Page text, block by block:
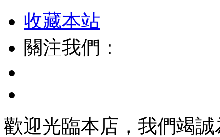
收藏本站
關注我們：
歡迎光臨本店，我們竭